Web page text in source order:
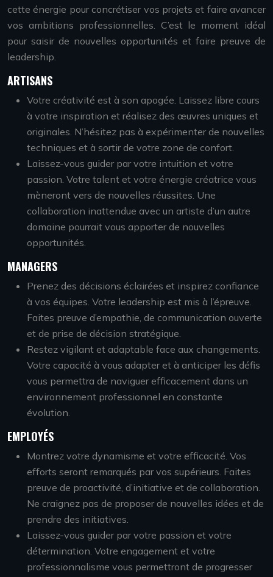
cette énergie pour concrétiser vos projets et faire avancer
vos ambitions professionnelles. C’est le moment idéal
pour saisir de nouvelles opportunités et faire preuve de
leadership.
ARTISANS
Votre créativité est à son apogée. Laissez libre cours
à votre inspiration et réalisez des œuvres uniques et
originales. N’hésitez pas à expérimenter de nouvelles
techniques et à sortir de votre zone de confort.
Laissez-vous guider par votre intuition et votre
passion. Votre talent et votre énergie créatrice vous
mèneront vers de nouvelles réussites. Une
collaboration inattendue avec un artiste d’un autre
domaine pourrait vous apporter de nouvelles
opportunités.
MANAGERS
Prenez des décisions éclairées et inspirez confiance
à vos équipes. Votre leadership est mis à l’épreuve.
Faites preuve d’empathie, de communication ouverte
et de prise de décision stratégique.
Restez vigilant et adaptable face aux changements.
Votre capacité à vous adapter et à anticiper les défis
vous permettra de naviguer efficacement dans un
environnement professionnel en constante
évolution.
EMPLOYÉS
Montrez votre dynamisme et votre efficacité. Vos
efforts seront remarqués par vos supérieurs. Faites
preuve de proactivité, d’initiative et de collaboration.
Ne craignez pas de proposer de nouvelles idées et de
prendre des initiatives.
Laissez-vous guider par votre passion et votre
détermination. Votre engagement et votre
professionnalisme vous permettront de progresser